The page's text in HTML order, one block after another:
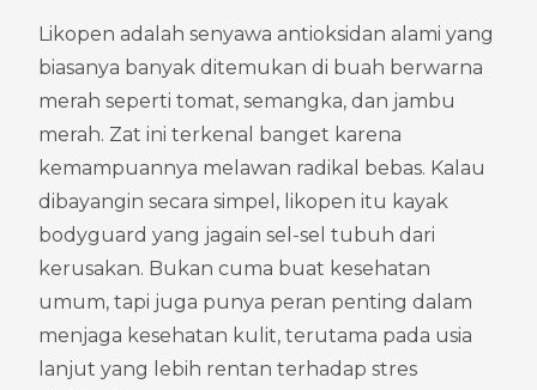
Likopen adalah senyawa antioksidan alami yang
biasanya banyak ditemukan di buah berwarna
merah seperti tomat, semangka, dan jambu
merah. Zat ini terkenal banget karena
kemampuannya melawan radikal bebas. Kalau
dibayangin secara simpel, likopen itu kayak
bodyguard yang jagain sel-sel tubuh dari
kerusakan. Bukan cuma buat kesehatan
umum, tapi juga punya peran penting dalam
menjaga kesehatan kulit, terutama pada usia
lanjut yang lebih rentan terhadap stres